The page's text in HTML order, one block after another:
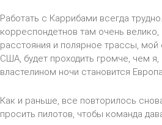
Работать с Каррибами всегда
корреспондетнов там очень
расстояния и полярное трассы, мой
США, будет проходить громче, чем
властелином ночи становится
Как и раньше, все повторилось
просить пилотов, чтобы команда